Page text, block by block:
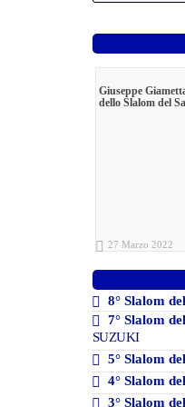
Giuseppe
dello Slalom del
27 Marzo 2022
8° Slalom
7° Slalom
SUZUKI
5° Slalom
4° Slalom
3° Slalom